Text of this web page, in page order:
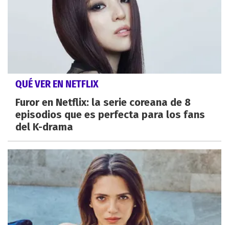
QUÉ VER EN NETFLIX
Furor en Netflix: la serie coreana de 8
episodios que es perfecta para los fans
del K-drama